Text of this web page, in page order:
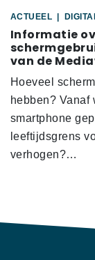
ACTUEEL
Informatie
van de
Hoeveel
hebben?
smartphone
leeftijdsgrens
verhogen?…